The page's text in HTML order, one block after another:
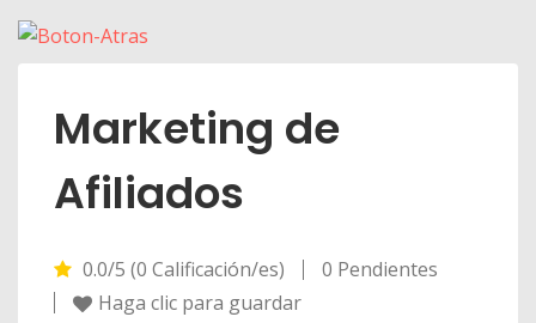
Marketing de
Afiliados
0.0/5 (0 Calificación/es)
0 Pendientes
Haga clic para guardar